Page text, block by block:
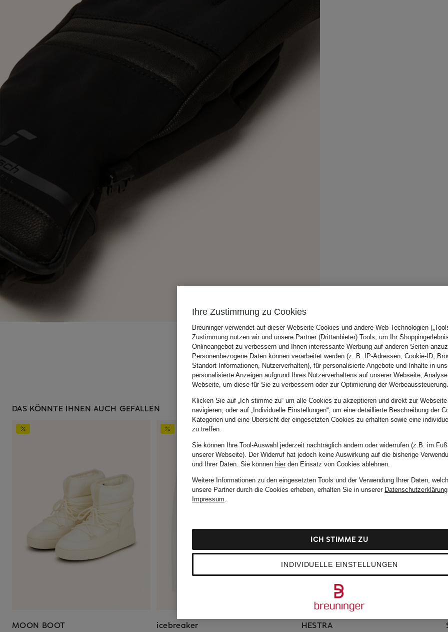
DAS KÖNNTE IHNEN AUCH GEFALLEN
MOON BOOT
icebreaker
HESTRA
Ihre Zustimmung zu Cookies
Breuninger verwendet auf dieser Webseite Cookies und andere Web-Technologien
Zustimmung nutzen wir und unsere Partner (Drittanbieter) Tools, um Ihr
Onlineangebot zu verbessern und Ihnen interessante Werbung auf anderen Seiten
Personenbezogene Daten können verarbeitet werden (z. B. IP-Adressen, Cookie-ID,
Standort-Informationen, Nutzerverhalten), für personalisierte Angebote und Inhalte in
personalisierte Anzeigen aufgrund Ihres Nutzerverhaltens auf unserer Webseite,
Webseite, um diese für Sie zu verbessern oder zur Optimierung der Werbeaussteuerung.
Klicken Sie auf „Ich stimme zu“ um alle Cookies zu akzeptieren und direkt zur
navigieren; oder auf „Individuelle Einstellungen“, um eine detaillierte Beschreibung der
Kategorien und eine Übersicht der eingesetzten Cookies zu erhalten sowie eine
zu treffen.
Sie können Ihre Tool-Auswahl jederzeit nachträglich ändern oder widerrufen (z.B. im
unserer Webseite). Der Widerruf hat jedoch keine Auswirkung auf die bisherige
und Ihrer Daten. Sie können hierden Einsatz von Cookies ablehnen.
Weitere Informationen zu den eingesetzten Tools und der Verwendung Ihrer Daten,
unsere Partner durch die Cookies erheben, erhalten Sie in unserer Datenschutzerklärung
Impressum.
INDIVIDUELLE EINSTELLUNGEN
ICH STIMME ZU